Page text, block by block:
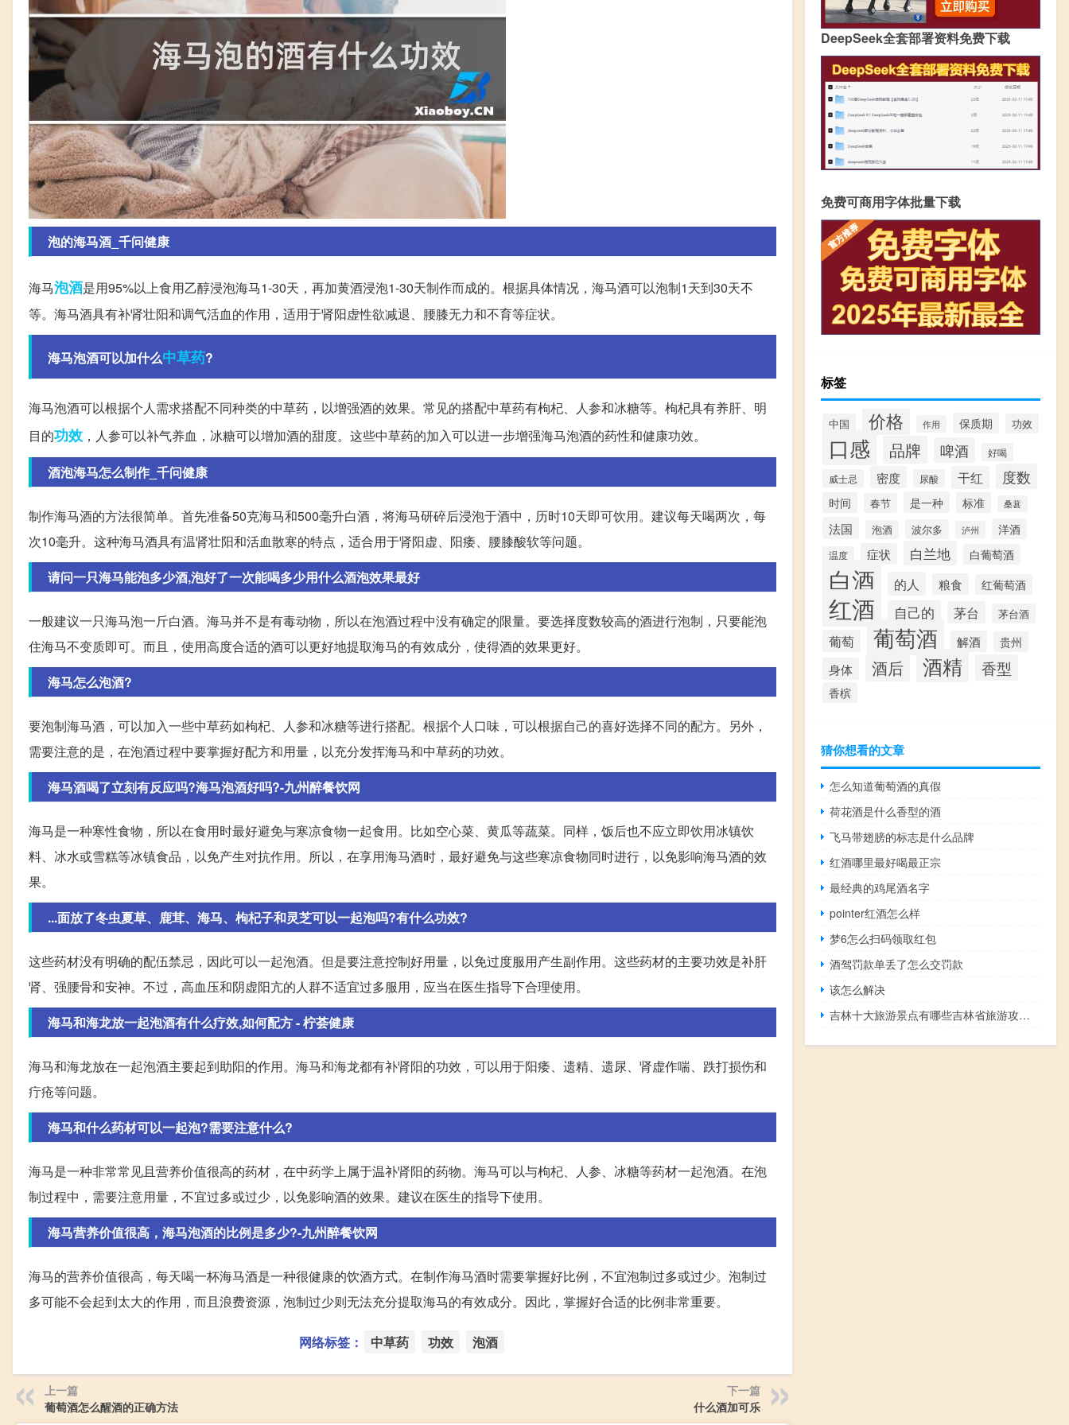
泡的海马酒_千问健康
海马泡酒是用95%以上食用乙醇浸泡海马1-30天，再加黄酒浸泡1-30天制作而成的。根据具体情况，海马酒可以泡制1天到30天不
等。海马酒具有补肾壮阳和调气活血的作用，适用于肾阳虚性欲减退、腰膝无力和不育等症状。
海马泡酒可以加什么中草药?
海马泡酒可以根据个人需求搭配不同种类的中草药，以增强酒的效果。常见的搭配中草药有枸杞、人参和冰糖等。枸杞具有养肝、明
目的功效 ，人参可以补气养血，冰糖可以增加酒的甜度。这些中草药的加入可以进一步增强海马泡酒的药性和健康功效。
酒泡海马怎么制作_千问健康
制作海马酒的方法很简单。首先准备50克海马和500毫升白酒，将海马研碎后浸泡于酒中，历时10天即可饮用。建议每天喝两次，每
次10毫升。这种海马酒具有温肾壮阳和活血散寒的特点，适合用于肾阳虚、阳痿、腰膝酸软等问题。
请问一只海马能泡多少酒,泡好了一次能喝多少用什么酒泡效果最好
一般建议一只海马泡一斤白酒。海马并不是有毒动物，所以在泡酒过程中没有确定的限量。要选择度数较高的酒进行泡制，只要能泡
住海马不变质即可。而且，使用高度合适的酒可以更好地提取海马的有效成分，使得酒的效果更好。
海马怎么泡酒?
要泡制海马酒，可以加入一些中草药如枸杞、人参和冰糖等进行搭配。根据个人口味，可以根据自己的喜好选择不同的配方。另外，
需要注意的是，在泡酒过程中要掌握好配方和用量，以充分发挥海马和中草药的功效。
海马酒喝了立刻有反应吗?海马泡酒好吗?-九州醉餐饮网
海马是一种寒性食物，所以在食用时最好避免与寒凉食物一起食用。比如空心菜、黄瓜等蔬菜。同样，饭后也不应立即饮用冰镇饮
料、冰水或雪糕等冰镇食品，以免产生对抗作用。所以，在享用海马酒时，最好避免与这些寒凉食物同时进行，以免影响海马酒的效
果。
...面放了冬虫夏草、鹿茸、海马、枸杞子和灵芝可以一起泡吗?有什么功效?
这些药材没有明确的配伍禁忌，因此可以一起泡酒。但是要注意控制好用量，以免过度服用产生副作用。这些药材的主要功效是补肝
肾、强腰骨和安神。不过，高血压和阴虚阳亢的人群不适宜过多服用，应当在医生指导下合理使用。
海马和海龙放一起泡酒有什么疗效,如何配方 - 柠荟健康
海马和海龙放在一起泡酒主要起到助阳的作用。海马和海龙都有补肾阳的功效，可以用于阳痿、遗精、遗尿、肾虚作喘、跌打损伤和
疔疮等问题。
海马和什么药材可以一起泡?需要注意什么?
海马是一种非常常见且营养价值很高的药材，在中药学上属于温补肾阳的药物。海马可以与枸杞、人参、冰糖等药材一起泡酒。在泡
制过程中，需要注意用量，不宜过多或过少，以免影响酒的效果。建议在医生的指导下使用。
海马营养价值很高，海马泡酒的比例是多少?-九州醉餐饮网
海马的营养价值很高，每天喝一杯海马酒是一种很健康的饮酒方式。在制作海马酒时需要掌握好比例，不宜泡制过多或过少。泡制过
多可能不会起到太大的作用，而且浪费资源，泡制过少则无法充分提取海马的有效成分。因此，掌握好合适的比例非常重要。
网络标签： 中草药 功效 泡酒
上一篇
葡萄酒怎么醒酒的正确方法
下一篇
什么酒加可乐
DeepSeek全套部署资料免费下载
免费可商用字体批量下载
标签
中国 价格 作用 保质期 功效
口感 品牌 啤酒
好喝
威士忌
密度 尿酸 干红 度数
时间 春节 是一种 标准 桑葚
法国 泡酒 波尔多 泸州 洋酒
温度 症状 白兰地 白葡萄酒
白酒 的人 粮食 红葡萄酒
红酒 自己的 茅台 茅台酒
葡萄 葡萄酒 解酒 贵州
身体 酒后 酒精 香型
香槟
猜你想看的文章
怎么知道葡萄酒的真假
荷花酒是什么香型的酒
飞马带翅膀的标志是什么品牌
红酒哪里最好喝最正宗
最经典的鸡尾酒名字
pointer红酒怎么样
梦6怎么扫码领取红包
酒驾罚款单丢了怎么交罚款
该怎么解决
吉林十大旅游景点有哪些吉林省旅游攻略推荐 旅游攻略类有哪些